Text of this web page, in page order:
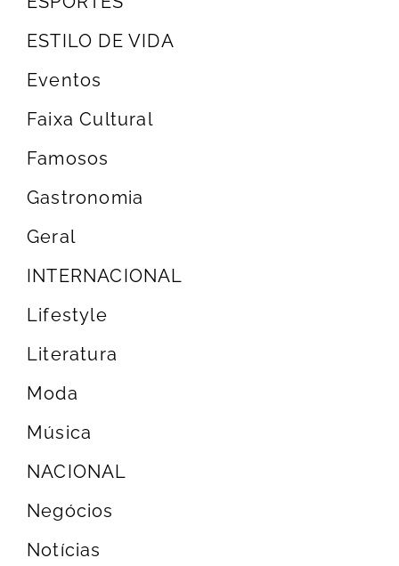
ESTILO DE VIDA
Eventos
Faixa Cultural
Famosos
Gastronomia
Geral
INTERNACIONAL
Lifestyle
Literatura
Moda
Música
NACIONAL
Negócios
Notícias